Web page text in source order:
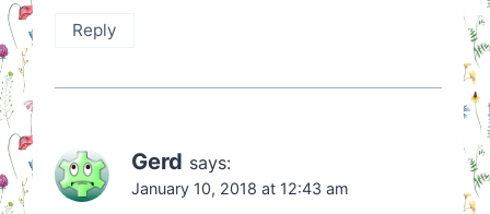
Reply
Gerd says:
January 10, 2018 at 12:43 am